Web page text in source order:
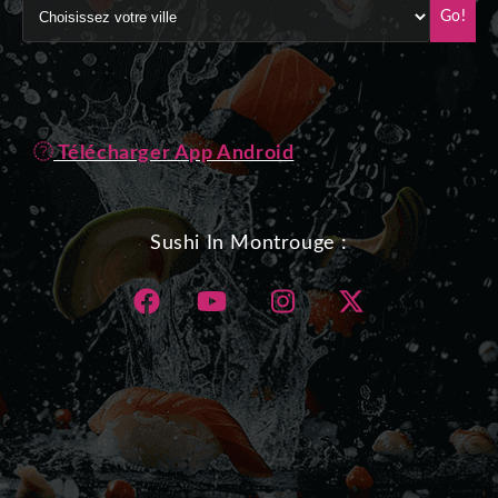
Go!
Télécharger App Android
Sushi In Montrouge :